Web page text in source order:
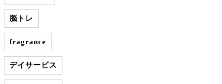
脳トレ
fragrance
デイサービス